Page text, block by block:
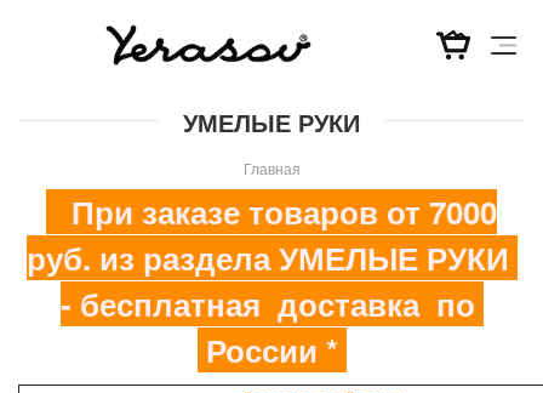
УМЕЛЫЕ РУКИ
Главная
При заказе товаров от 7000
руб. из раздела УМЕЛЫЕ РУКИ
- бесплатная доставка по
России *